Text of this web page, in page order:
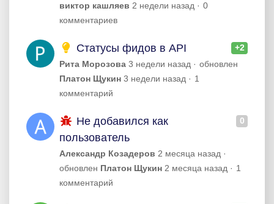
виктор кашляев 2 недели назад
0
комментариев
+2
Статусы фидов в API
Рита Морозова 3 недели назад
обновлен
Платон Щукин 3 недели назад
1
комментарий
0
Не добавился как
пользователь
Александр Козадеров 2 месяца назад
обновлен Платон Щукин 2 месяца назад
1
комментарий